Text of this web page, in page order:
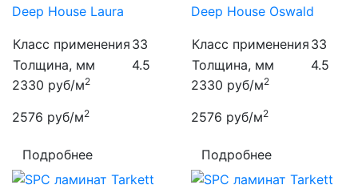
Deep House Laura
Класс применения 33
Толщина, мм
4.5
2330 руб/м2
2576 руб/м2
Подробнее
Deep House Oswald
Класс применения 33
Толщина, мм
4.5
2330 руб/м2
2576 руб/м2
Подробнее